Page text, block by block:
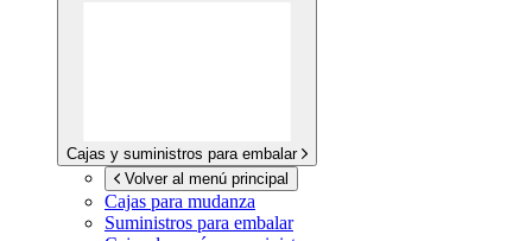
Cajas y suministros para embalar
Volver al menú principal
Cajas para mudanza
Suministros para embalar